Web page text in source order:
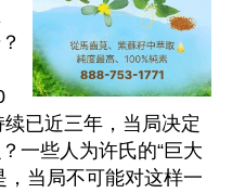
续已近三年，当局决定
一些人为许氏的“巨大
，当局不可能对这样一